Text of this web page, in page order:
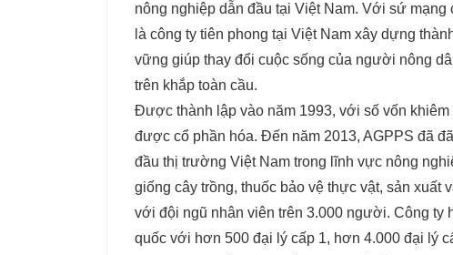
nông nghiệp dẫn đầu tại Việt Nam. Với sứ
là công ty tiên phong tại Việt Nam xây dựng
vững giúp thay đổi cuộc sống của người nông
trên khắp toàn cầu.
Được thành lập vào năm 1993, với số vốn
được cổ phần hóa. Đến năm 2013, AGPPS đã
đầu thị trường Việt Nam trong lĩnh vực nông
giống cây trồng, thuốc bảo vệ thực vật, sản xuất
với đội ngũ nhân viên trên 3.000 người. Công ty
quốc với hơn 500 đại lý cấp 1, hơn 4.000 đại lý